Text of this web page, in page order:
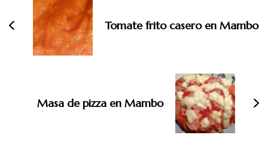
entradas
Tomate frito casero en Mambo
Masa de pizza en Mambo